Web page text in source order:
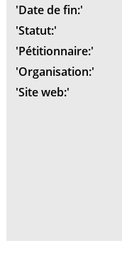
'Date de fin:'
'Statut:'
'Pétitionnaire:'
'Organisation:'
'Site web:'